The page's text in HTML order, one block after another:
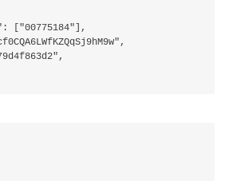
["00775184"],